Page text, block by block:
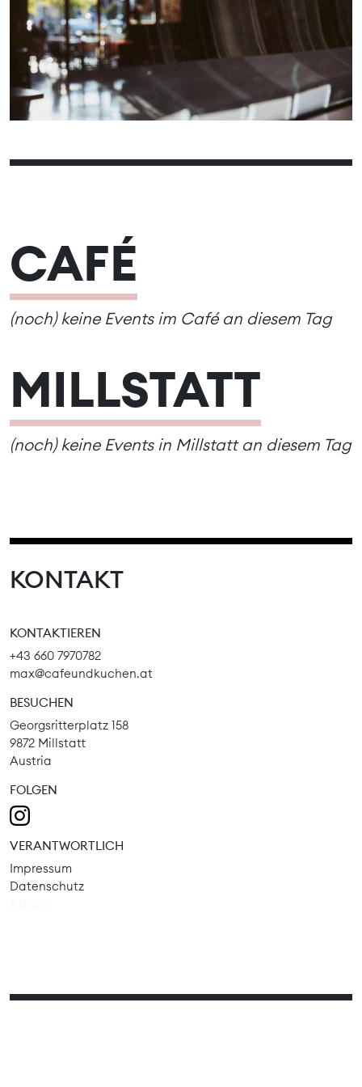
10
11 12 13 14 15
16
17
18 20 21 22
23
24
25 26 27 28 29
30
31
CAFÉ
(noch) keine Events im Café an diesem Tag
MILLSTATT
(noch) keine Events in Millstatt an diesem Tag
KONTAKT
KONTAKTIEREN
+43 660 7970782
max@cafeundkuchen.at
BESUCHEN
Georgsritterplatz 158
9872 Millstatt
Austria
FOLGEN
VERANTWORTLICH
Impressum
Datenschutz